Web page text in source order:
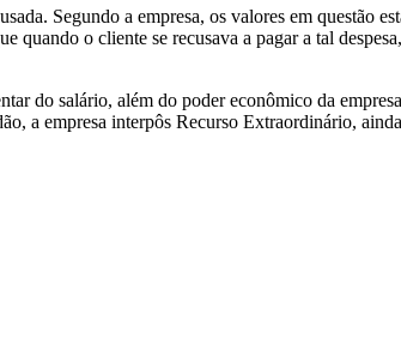
Segundo a empresa, os valores em questão
o cliente se recusava a pagar a tal
do salário, além do poder econômico da
a empresa interpôs Recurso Extraordinário,